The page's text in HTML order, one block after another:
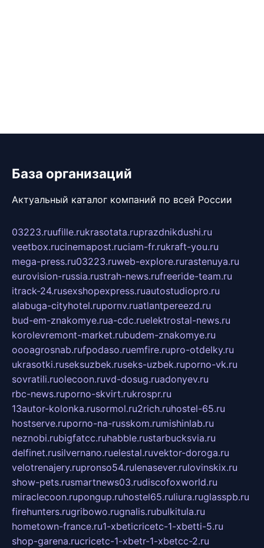
База организаций
Актуальный каталог компаний по всей России
03223.ruufille.rukrasotata.ruprazdnikdushi.ru
veetbox.rucinemapost.ruciam-fr.rukraft-you.ru
mega-press.ru03223.ruweb-explore.rurastenuya.ru
eurovision-russia.rustrah-news.rufreeride-team.ru
itrack-24.rusexshopexpress.ruautostudiopro.ru
alabuga-cityhotel.rupornv.ruatlantpereezd.ru
bud-em-znakomye.rua-cdc.ruelektrostal-news.ru
korolevremont-market.rubudem-znakomye.ru
oooagrosnab.rufpodaso.ruemfire.rupro-otdelky.ru
ukrasotki.ruseksuzbek.ruseks-uzbek.ruporno-vk.ru
sovratili.ruolecoon.ruvd-dosug.ruadonyev.ru
rbc-news.ruporno-skvirt.rukrospr.ru
13autor-kolonka.rusormol.ru2rich.ruhostel-65.ru
hostserve.ruporno-na-russkom.rumishinlab.ru
neznobi.rubigfatcc.ruhabble.rustarbucksvia.ru
delfinet.rusilvernano.ruelestal.ruvektor-doroga.ru
velotrenajery.rupronso54.rulenasever.rulovinskix.ru
show-pets.rusmartnews03.rudiscofoxworld.ru
miraclecoon.rupongup.ruhostel65.ruliura.ruglasspb.ru
firehunters.rugribowo.rugnalis.rubulkitula.ru
hometown-france.ru1-xbeticricetc-1-xbetti-5.ru
shop-garena.rucricetc-1-xbetr-1-xbetcc-2.ru